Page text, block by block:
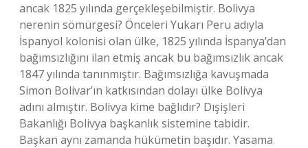
ancak 1825 yılında gerçekleşebilmiştir. Bolivya
nerenin sömürgesi? Önceleri Yukarı Peru adıyla
İspanyol kolonisi olan ülke, 1825 yılında İspanya’dan
bağımsızlığını ilan etmiş ancak bu bağımsızlık ancak
1847 yılında tanınmıştır. Bağımsızlığa kavuşmada
Simon Bolivar’ın katkısından dolayı ülke Bolivya
adını almıştır. Bolivya kime bağlıdır? Dışişleri
Bakanlığı Bolivya başkanlık sistemine tabidir.
Başkan aynı zamanda hükümetin başıdır. Yasama